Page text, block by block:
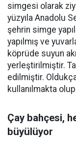
simgesi olarak
yüzyıla Anadolu
şehrin simge
yapılmış ve
köprüde suyun
yerleştirilmiştir.
edilmiştir.
kullanılmakta
Çay bahçesi,
büyülüyor